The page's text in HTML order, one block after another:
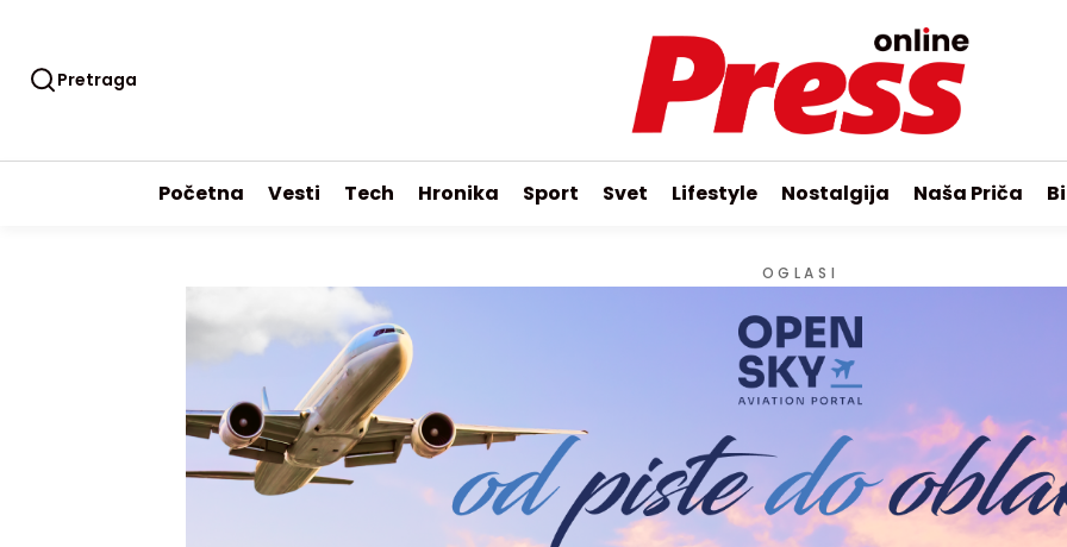
Pretraga
Početna Vesti Tech Hronika Sport Svet Lifestyle Nostalgija Naša Priča
OGLASI